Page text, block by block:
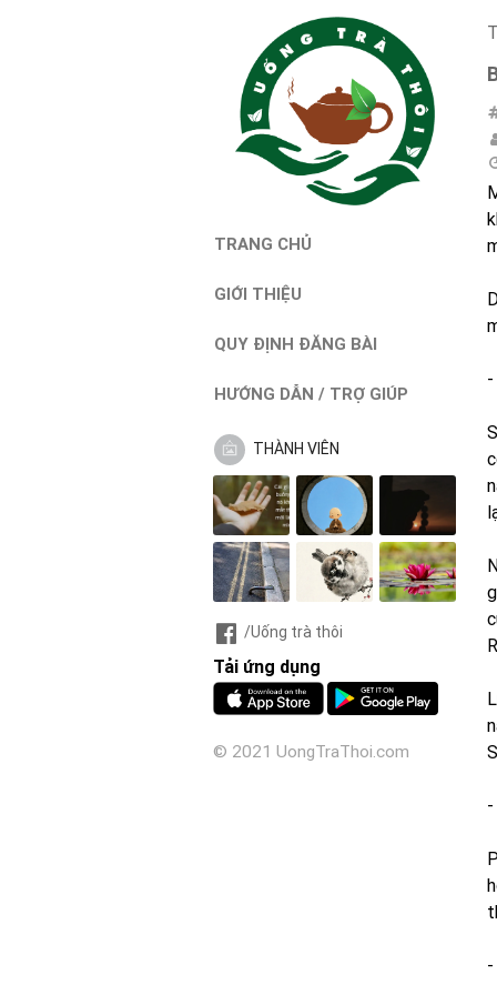
TRANG CHỦ
GIỚI THIỆU
QUY ĐỊNH ĐĂNG BÀI
HƯỚNG DẪN / TRỢ GIÚP
THÀNH VIÊN
/Uống trà thôi
Tải ứng dụng
© 2021 UongTraThoi.com